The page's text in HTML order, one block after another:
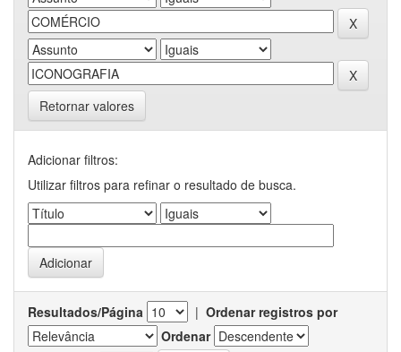
Retornar valores
Adicionar filtros:
Utilizar filtros para refinar o resultado de busca.
Resultados/Página | Ordenar registros por
Ordenar